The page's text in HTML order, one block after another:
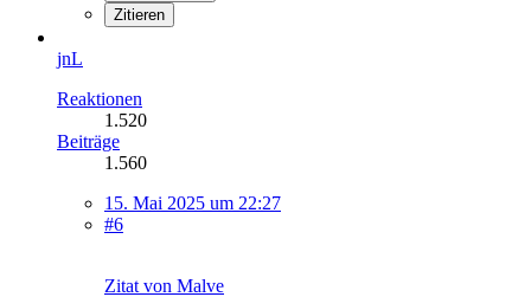
Zitieren
jnL
Reaktionen
1.520
Beiträge
1.560
15. Mai 2025 um 22:27
#6
Zitat von Malve